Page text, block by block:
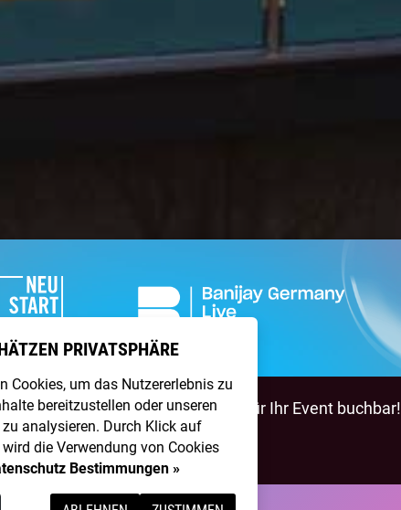
& natürlich istNightWashauch für Ihr Event buchbar!
NIGHTWASH BUCHEN
PRIVATSPHÄRE
Cookies, um das Nutzererlebnis zu
bereitzustellen oder unseren
zu analysieren. Durch Klick auf
die Verwendung von Cookies
Bestimmungen »